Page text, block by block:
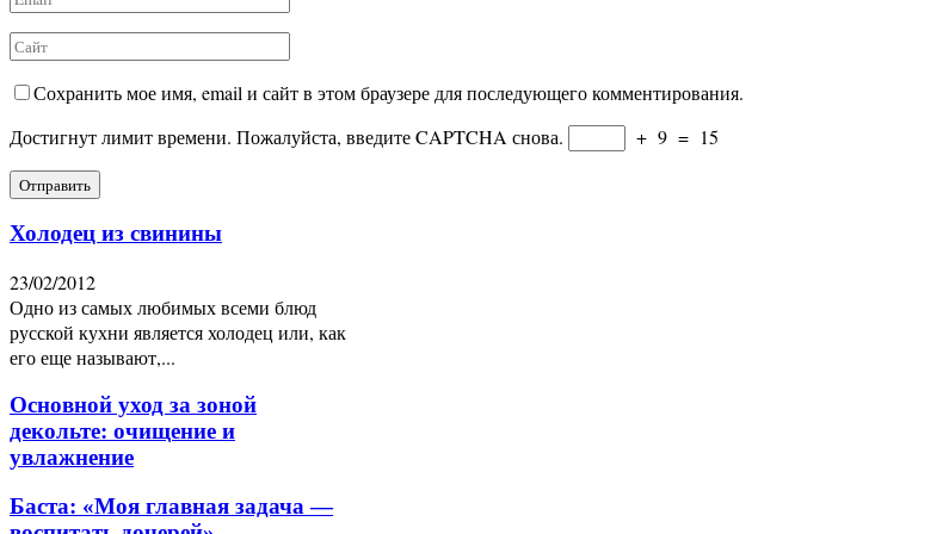
Сохранить мое имя, email и сайт в этом браузере для последующего комментирования.
Достигнут лимит времени. Пожалуйста, введите CAPTCHA снова.
+ 9 = 15
Холодец из свинины
23/02/2012
Одно из самых любимых всеми блюд
русской кухни является холодец или, как
его еще называют,...
Основной уход за зоной
декольте: очищение и
увлажнение
Баста: «Моя главная задача —